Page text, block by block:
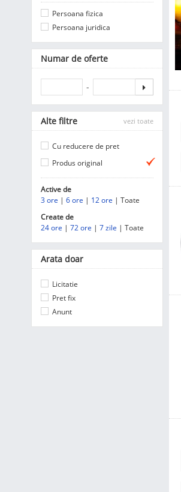
Persoana fizica
Persoana juridica
Numar de oferte
-
Alte filtre vezi toate
Cu reducere de pret
Produs original
Active de
3 ore | 6 ore | 12 ore | Toate
Create de
24 ore | 72 ore | 7 zile | Toate
Arata doar
Licitatie
Pret fix
Anunt